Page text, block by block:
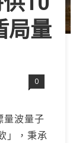
局量
0
波量子
」，秉承